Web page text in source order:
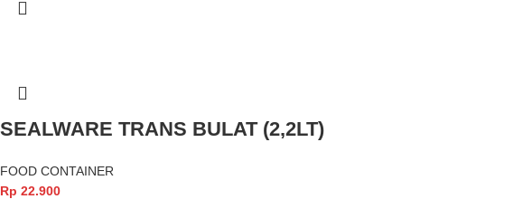
SEALWARE TRANS BULAT (2,2LT)
FOOD CONTAINER
Rp 22.900